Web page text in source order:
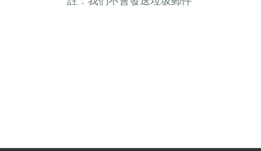
不作任何明示或暗示的陳述或保證，包括但不限於對網
）的保證，或對適銷性或特定用途適用性的暗示保證，
含的資訊是準確，完整或最新的，網站沒有缺陷或任何
站的風險，您對與您使用本網站相關的任何設備和/或
承擔全部責任，並且京都念慈菴不對因以下原因引起的